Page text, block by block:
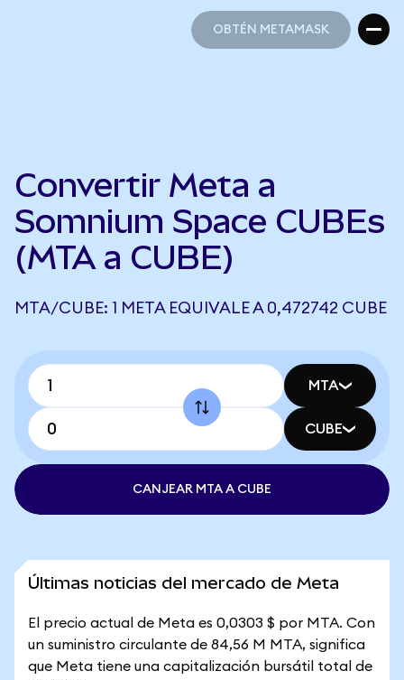
OBTÉN METAMASK
Convertir Meta a
Somnium Space CUBEs
(MTA a CUBE)
MTA/CUBE: 1 META EQUIVALE A 0,472742 CUBE
MTA
CUBE
CANJEAR MTA A CUBE
Últimas noticias del mercado de Meta
El precio actual de Meta es 0,0303 $ por MTA. Con
un suministro circulante de 84,56 M MTA, significa
que Meta tiene una capitalización bursátil total de